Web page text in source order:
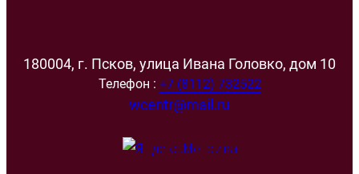
180004, г. Псков, улица Ивана Головко, дом 10
Телефон : +7 (8112) 732522
wcentr@mail.ru